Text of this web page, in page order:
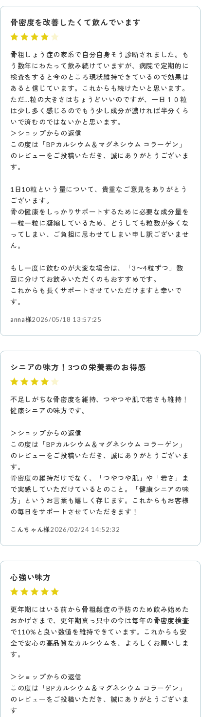
骨密度を改善したくて飲んでいます
骨粗しょう症の家系で自分自身そう診断されました。も
う数年にわたって飲み続けていますが、病院で定期的に
検査をすると今のところ現状維持できているので効果は
あると信じています。これからも続けたいと思います。
ただ…粒の大きさはちょうどいいのですが、一日１０粒
は少し多く感じるのでもう少し成分が濃ければ半分くら
いで済むのではないかと思います。
＞ショップからの返信
この度は「BPカルシウム＆マグネシウム コラーゲン」
のレビューをご投稿いただき、誠にありがとうございま
す。
1日10粒という量について、貴重なご意見をありがとう
ございます。
骨の健康をしっかりサポートするために必要な成分量を
一粒一粒に凝縮しているため、どうしても粒数が多くな
ってしまい、ご負担に思わせてしまい申し訳ございませ
ん。
もし一度に飲むのが大変な場合は、「3〜4粒ずつ」数
回に分けてお飲みいただくのもおすすめです。
これからも長くサポートさせていただけますと幸いで
す。
anna様2026/05/18 13:57:25
シニアの味方！3つの栄養素のお得感
不足しがちな骨密度を維持、つやつや肌で若さも維持！
健康シニアの味方です。
＞ショップからの返信
この度は「BPカルシウム＆マグネシウム コラーゲン」
のレビューをご投稿いただき、誠にありがとうございま
す。
骨密度の維持だけでなく、「つやつや肌」や「若さ」ま
で実感していただけているとのこと。「健康シニアの味
方」というお言葉も嬉しく存じます。これからもお客様
の毎日をサポートさせていただきます！
こんちゃん様2026/02/24 14:52:32
心強い味方
更年期にはいる前から骨粗鬆症の予防のため飲み始めた
おかげさまで、更年期真っ只中の今は毎年の骨密度検査
で110%と良い数値を維持できています。これからも安
全で安心の高品質なカルシウムを、よろしくお願いしま
す。
＞ショップからの返信
この度は「BPカルシウム＆マグネシウム コラーゲン」
のレビューをご投稿いただき、誠にありがとうございま
す